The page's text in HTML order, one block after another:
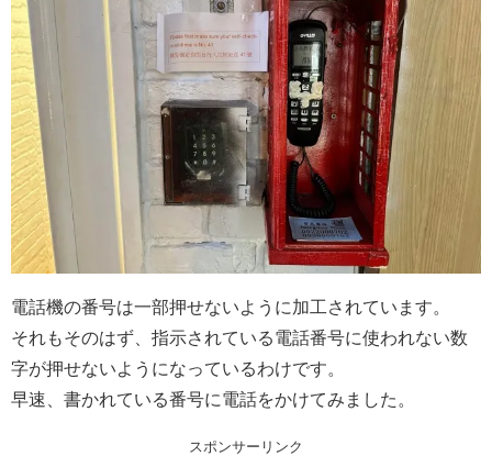
電話機の番号は一部押せないように加工されています。
それもそのはず、指示されている電話番号に使われない数
字が押せないようになっているわけです。
早速、書かれている番号に電話をかけてみました。
スポンサーリンク